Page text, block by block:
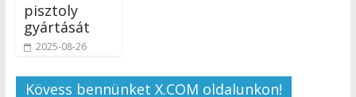
pisztoly
gyártását
2025-08-26
Kövess bennünket X.COM oldalunkon!